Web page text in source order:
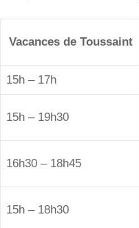
Vacances de Toussaint
15h – 17h
15h – 19h30
16h30 – 18h45
15h – 18h30